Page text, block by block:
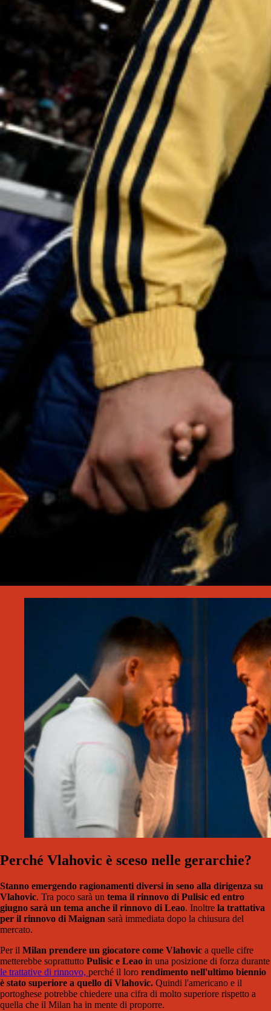
Perché Vlahovic è sceso nelle gerarchie?
Stanno emergendo ragionamenti diversi in seno alla dirigenza su
Vlahovic. Tra poco sarà un tema il rinnovo di Pulisic ed entro
giugno sarà un tema anche il rinnovo di Leao. Inoltre la trattativa
per il rinnovo di Maignan sarà immediata dopo la chiusura del
mercato.
Per il Milan prendere un giocatore come Vlahovic a quelle cifre
metterebbe soprattutto Pulisic e Leao in una posizione di forza durante
le trattative di rinnovo, perché il loro rendimento nell'ultimo biennio
è stato superiore a quello di Vlahovic. Quindi l'americano e il
portoghese potrebbe chiedere una cifra di molto superiore rispetto a
quella che il Milan ha in mente di proporre.